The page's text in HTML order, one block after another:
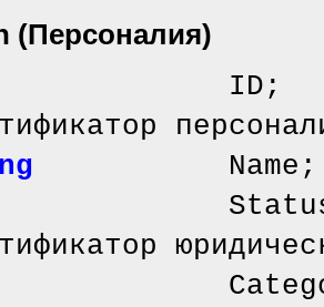
(Персоналия)
Name;